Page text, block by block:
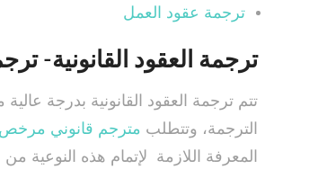
ترجمة عقود العمل
ترجمة العقود القانونية-
تتم ترجمة العقود القانونية بدرجة
الترجمة، وتتطلب مترجم قانوني مرخص
المعرفة اللازمة لإتمام هذه النوعية من